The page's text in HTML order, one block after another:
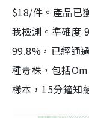
$18/件。產品已
我檢測。準確度
99.8%，已經通
種毒株，包括
樣本，15分鐘知